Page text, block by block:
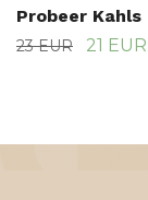
Probeer
23 EUR 21 EUR